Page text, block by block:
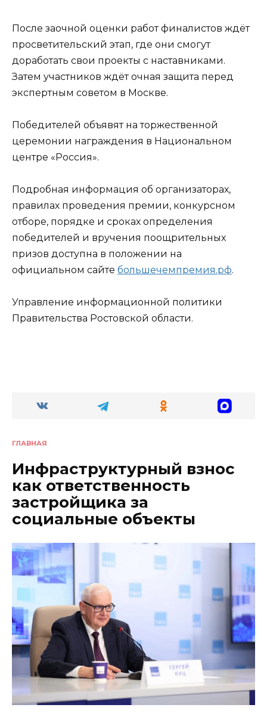
После заочной оценки работ финалистов ждёт
просветительский этап, где они смогут
доработать свои проекты с наставниками.
Затем участников ждёт очная защита перед
экспертным советом в Москве.
Победителей объявят на торжественной
церемонии награждения в Национальном
центре «Россия».
Подробная информация об организаторах,
правилах проведения премии, конкурсном
отборе, порядке и сроках определения
победителей и вручения поощрительных
призов доступна в положении на
официальном сайте большечемпремия.рф.
Управление информационной политики
Правительства Ростовской области.
ГЛАВНАЯ
Инфраструктурный взнос
как ответственность
застройщика за
социальные объекты